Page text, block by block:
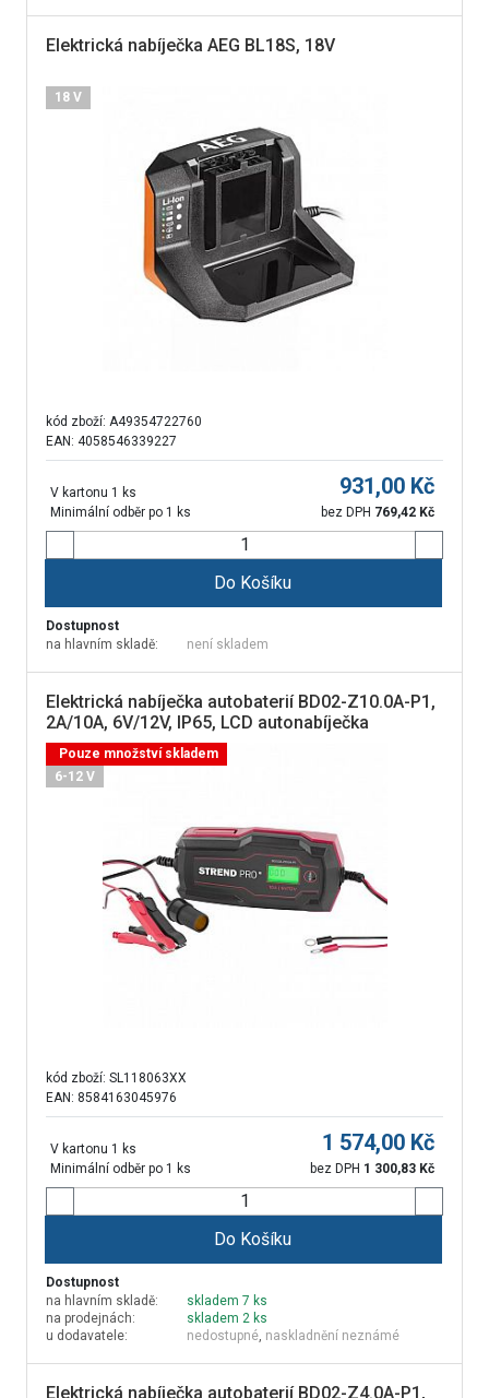
Elektrická nabíječka AEG BL18S, 18V
18 V
kód zboží: A49354722760
EAN: 4058546339227
V kartonu 1 ks
Minimální odběr po 1 ks
931,00 Kč
bez DPH 769,42 Kč
Do Košíku
Dostupnost
na hlavním skladě:
není skladem
Elektrická nabíječka autobaterií BD02-Z10.0A-P1,
2A/10A, 6V/12V, IP65, LCD autonabíječka
Pouze množství skladem
6-12 V
kód zboží: SL118063XX
EAN: 8584163045976
V kartonu 1 ks
Minimální odběr po 1 ks
1 574,00 Kč
bez DPH 1 300,83 Kč
Do Košíku
Dostupnost
na hlavním skladě:
skladem 7 ks
na prodejnách:
skladem 2 ks
u dodavatele:
nedostupné, naskladnění neznámé
Elektrická nabíječka autobaterií BD02-Z4.0A-P1,